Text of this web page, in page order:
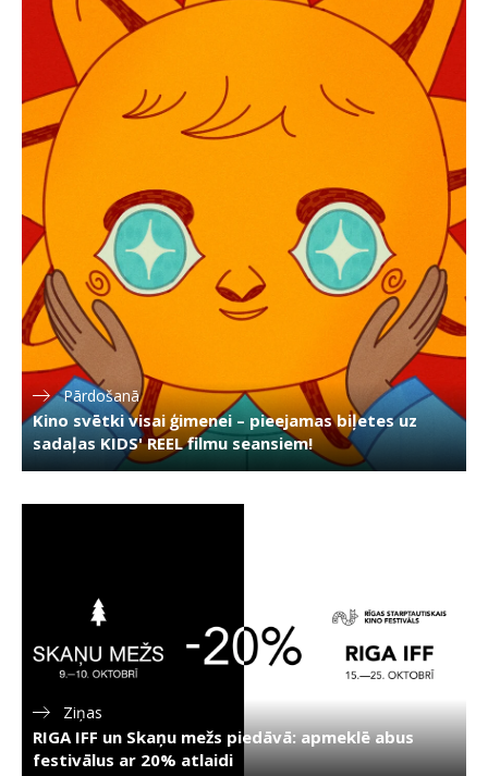
Pārdošanā
Kino svētki visai ģimenei – pieejamas biļetes uz
sadaļas KIDS' REEL filmu seansiem!
Ziņas
RIGA IFF un Skaņu mežs piedāvā: apmeklē abus
festivālus ar 20% atlaidi